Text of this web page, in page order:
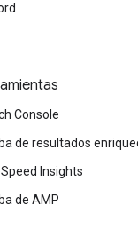
Console
de resultados
Insights
de AMP